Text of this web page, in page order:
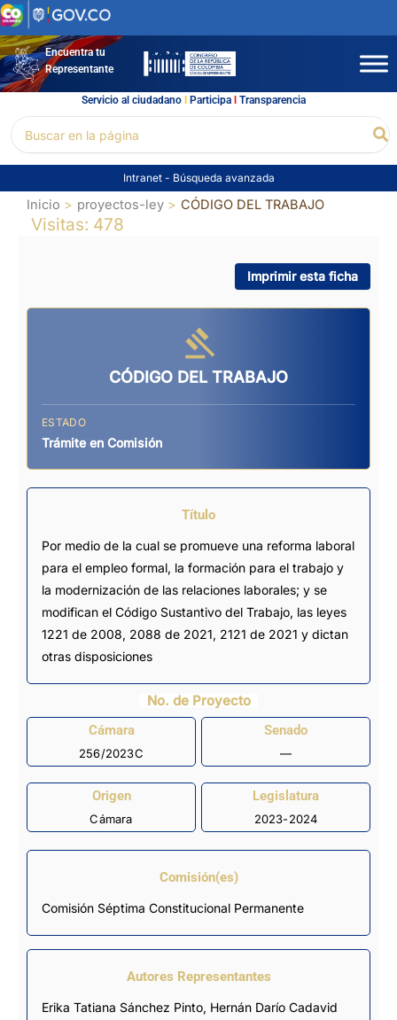
Ir
al
contenidoEncuentra tu
Representante
Servicio al ciudadano l Participal Transparencia
por:
Intranet - Búsqueda avanzada
Inicio proyectos-ley CÓDIGO DEL TRABAJO
Visitas: 478
Imprimir esta ficha
CÓDIGO DEL TRABAJO
ESTADO
Trámite en Comisión
Título
Por medio de la cual se promueve una reforma laboral
para el empleo formal, la formación para el trabajo y
la modernización de las relaciones laborales; y se
modifican el Código Sustantivo del Trabajo, las leyes
1221 de 2008, 2088 de 2021, 2121 de 2021 y dictan
otras disposiciones
No. de Proyecto
Cámara
256/2023C
Senado
—
Origen
Cámara
Legislatura
2023-2024
Comisión(es)
Comisión Séptima Constitucional Permanente
Autores Representantes
Erika Tatiana Sánchez Pinto, Hernán Darío Cadavid